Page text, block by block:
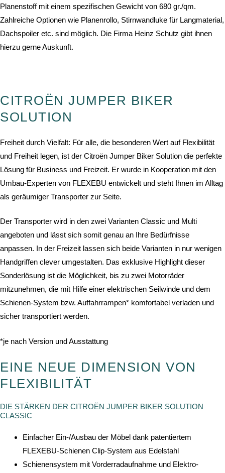
Planenstoff mit einem spezifischen Gewicht von 680 gr./qm.
Zahlreiche Optionen wie Planenrollo, Stirnwandluke für Langmaterial,
Dachspoiler etc. sind möglich. Die Firma Heinz Schutz gibt ihnen
hierzu gerne Auskunft.
CITROËN JUMPER BIKER
SOLUTION
Freiheit durch Vielfalt: Für alle, die besonderen Wert auf Flexibilität
und Freiheit legen, ist der Citroën Jumper Biker Solution die perfekte
Lösung für Business und Freizeit. Er wurde in Kooperation mit den
Umbau-Experten von FLEXEBU entwickelt und steht Ihnen im Alltag
als geräumiger Transporter zur Seite.
Der Transporter wird in den zwei Varianten Classic und Multi
angeboten und lässt sich somit genau an Ihre Bedürfnisse
anpassen. In der Freizeit lassen sich beide Varianten in nur wenigen
Handgriffen clever umgestalten. Das exklusive Highlight dieser
Sonderlösung ist die Möglichkeit, bis zu zwei Motorräder
mitzunehmen, die mit Hilfe einer elektrischen Seilwinde und dem
Schienen-System bzw. Auffahrrampen* komfortabel verladen und
sicher transportiert werden.
*je nach Version und Ausstattung
EINE NEUE DIMENSION VON
FLEXIBILITÄT
DIE STÄRKEN DER CITROËN JUMPER BIKER SOLUTION
CLASSIC
Einfacher Ein-/Ausbau der Möbel dank patentiertem
FLEXEBU-Schienen Clip-System aus Edelstahl
Schienensystem mit Vorderradaufnahme und Elektro-